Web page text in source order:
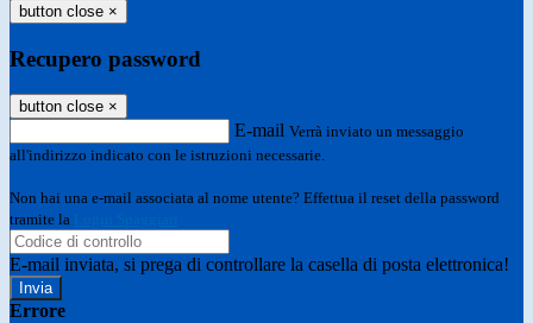
button close ×
Recupero password
button close ×
E-mail Verrà inviato un messaggio
all'indirizzo indicato con le istruzioni necessarie.
Non hai una e-mail associata al nome utente? Effettua il reset della password
tramite la
E-mail inviata, si prega di controllare la casella di posta elettronica!
Errore